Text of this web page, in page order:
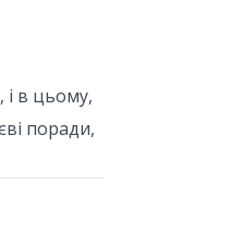
і в цьому,
поради,